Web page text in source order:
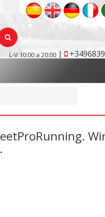
L-V 10:00 a 20:00 |